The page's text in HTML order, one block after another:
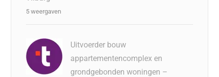
5 weergaven
Uitvoerder bouw
appartementencomplex en
grondgebonden woningen –